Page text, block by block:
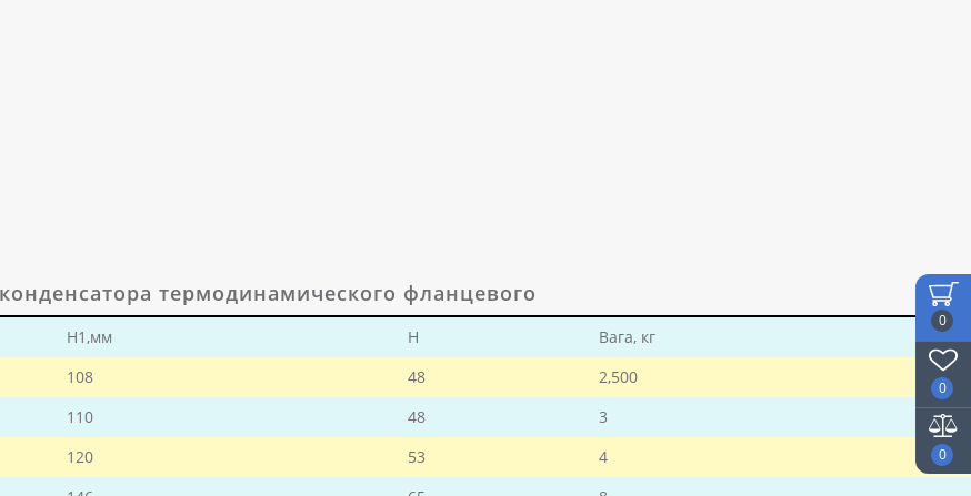
0
0
0
термодинамического фланцевого
H1,мм Н
Вага, кг
108 48
2,500
110 48
3
120 53
4